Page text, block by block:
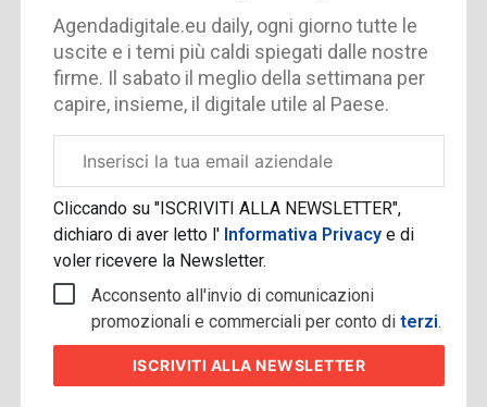
Agendadigitale.eu daily, ogni giorno tutte le
uscite e i temi più caldi spiegati dalle nostre
firme. Il sabato il meglio della settimana per
capire, insieme, il digitale utile al Paese.
aziendale
Cliccando su "ISCRIVITI ALLA NEWSLETTER",
dichiaro di aver letto l' Informativa Privacye di
voler ricevere la Newsletter.
Acconsento all'invio di comunicazioni
promozionali e commerciali per conto diterzi.
ISCRIVITI ALLA NEWSLETTER